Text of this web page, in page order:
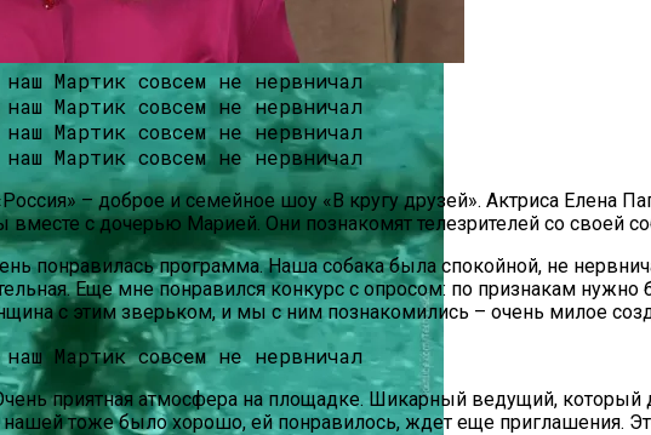
В Нижнем Новгороде
– доброе и семейное шоу «В кругу друзей». Актриса Елена
вместе с дочерью Марией. Они познакомят телезрителей со своей
понравилась программа. Наша собака была спокойной, не
Еще мне понравился конкурс с опросом: по признакам
с этим зверьком, и мы с ним познакомились – очень милое
приятная атмосфера на площадке. Шикарный ведущий, который
тоже было хорошо, ей понравилось, ждет еще приглашения.